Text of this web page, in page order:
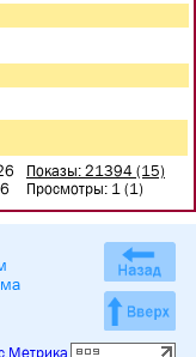
Показы: 21394 (15)
Просмотры: 1 (1)